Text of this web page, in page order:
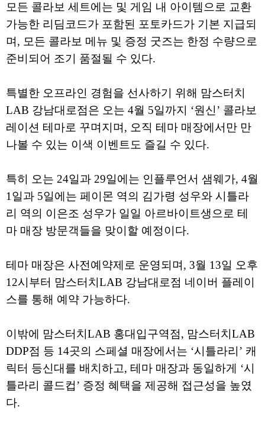
모든 콜라보 세트에는 및 게임 내 아이템으로 교환
가능한 리딤코드가 포함된 포토카드가 기본 지급되
며, 모든 콜라보 메뉴 및 증정 굿즈는 한정 수량으로
준비되어 조기 품절될 수 있다.
특별한 오프라인 경험을 선사하기 위해 맘스터치
LAB 강남대로점은 오는 4월 5일까지 ‘원신’ 콜라보
레이션 테마로 꾸며지며, 오직 테마 매장에서만 만
나볼 수 있는 이색 이벤트도 즐길 수 있다.
특히 오는 24일과 29일에는 인플루언서 샘웨가, 4월
1일과 5일에는 페이몬 역의 김가령 성우와 시틀라
리 역의 이은조 성우가 일일 아르바이트생으로 테
마 매장 방문객들을 맞이할 예정이다.
테마 매장은 사전예약제로 운영되며, 3월 13일 오후
12시부터 맘스터치LAB 강남대로점 네이버 플레이
스를 통해 예약 가능하다.
이밖에 맘스터치LAB 홍대입구역점, 맘스터치LAB
DDP점 등 14곳의 스페셜 매장에서는 ‘시틀라리’ 캐
릭터 등신대를 배치하고, 테마 매장과 동일하게 ‘시
틀라리 콜드컵’ 증정 혜택을 제공해 접근성을 높였
다.